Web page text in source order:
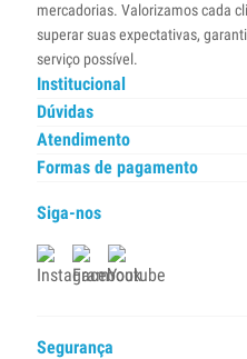
mercadorias. Valorizamos cada
superar suas expectativas,
serviço possível.
Institucional
Dúvidas
Atendimento
Formas de pagamento
Siga-nos
Segurança